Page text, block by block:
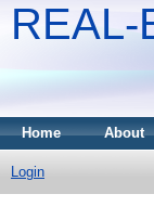
REAL-
Home About
Login